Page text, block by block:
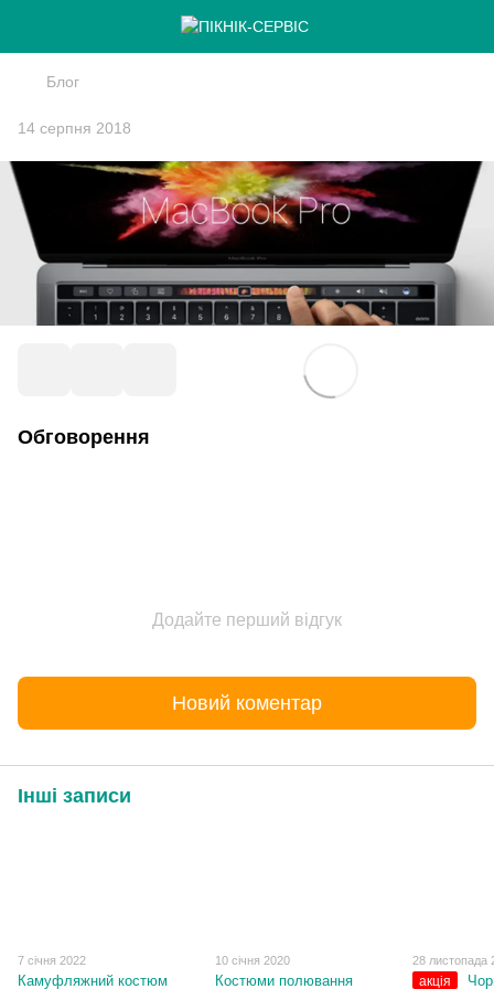
Блог
14 серпня 2018
Обговорення
Додайте перший відгук
Новий коментар
Інші записи
7 січня 2022
Камуфляжний костюм
10 січня 2020
Костюми полювання
28 листопада
акція